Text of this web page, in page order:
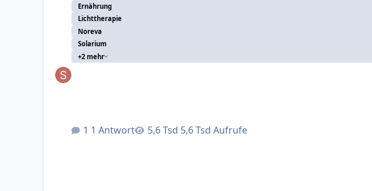
Ernährung
Lichttherapie
Noreva
Solarium
+2 mehr
1 Antwort 5,6 Tsd Aufrufe